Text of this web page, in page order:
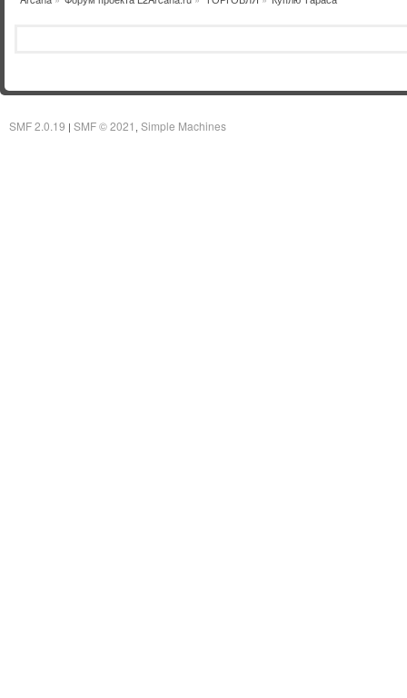
SMF 2.0.19 | SMF © 2021 Simple Machines